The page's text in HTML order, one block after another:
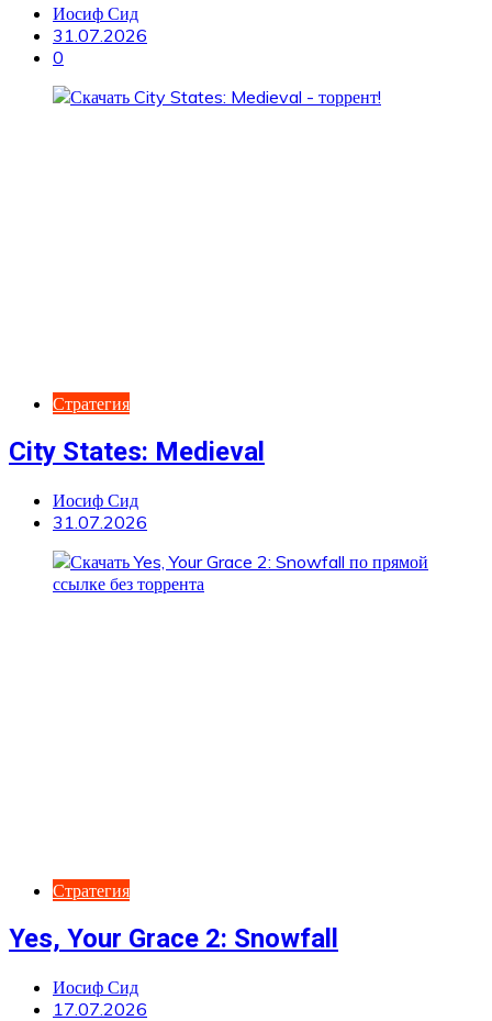
Иосиф Сид
31.07.2026
0
Стратегия
City States: Medieval
Иосиф Сид
31.07.2026
Стратегия
Yes, Your Grace 2: Snowfall
Иосиф Сид
17.07.2026